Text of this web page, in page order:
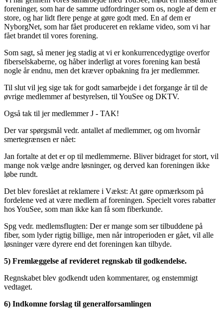
foreninger, som har de samme udfordringer som os, nogle af dem er
store, og har lidt flere penge at gøre godt med. En af dem er
NyborgNet, som har fået produceret en reklame video, som vi har
fået brandet til vores forening.
Som sagt, så mener jeg stadig at vi er konkurrencedygtige overfor
fiberselskaberne, og håber inderligt at vores forening kan bestå
nogle år endnu, men det kræver opbakning fra jer medlemmer.
Til slut vil jeg sige tak for godt samarbejde i det forgange år til de
øvrige medlemmer af bestyrelsen, til YouSee og DKTV.
Også tak til jer medlemmer J - TAK!
Der var spørgsmål vedr. antallet af medlemmer, og om hvornår
smertegrænsen er nået:
Jan fortalte at det er op til medlemmerne. Bliver bidraget for stort, vil
mange nok vælge andre løsninger, og derved kan foreningen ikke
løbe rundt.
Det blev foreslået at reklamere i Vækst: At gøre opmærksom på
fordelene ved at være medlem af foreningen. Specielt vores rabatter
hos YouSee, som man ikke kan få som fiberkunde.
Spg vedr. medlemsflugten: Der er mange som ser tilbuddene på
fiber, som lyder rigtig billige, men når introperioden er gået, vil alle
løsninger være dyrere end det foreningen kan tilbyde.
5) Fremlæggelse af revideret regnskab til godkendelse.
Regnskabet blev godkendt uden kommentarer, og enstemmigt
vedtaget.
6) Indkomne forslag til generalforsamlingen